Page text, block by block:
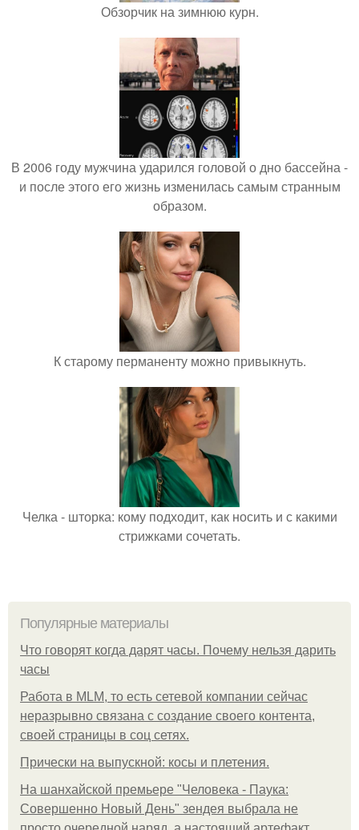
Обзорчик на зимнюю курн.
В 2006 году мужчина ударился головой о дно бассейна -
и после этого его жизнь изменилась самым странным
образом.
К старому перманенту можно привыкнуть.
Челка - шторка: кому подходит, как носить и с какими
стрижками сочетать.
Популярные материалы
Что говорят когда дарят часы. Почему нельзя дарить
часы
Работа в MLM, то есть сетевой компании сейчас
неразрывно связана с создание своего контента,
своей страницы в соц сетях.
Прически на выпускной: косы и плетения.
На шанхайской премьере "Человека - Паука:
Совершенно Новый День" зендея выбрала не